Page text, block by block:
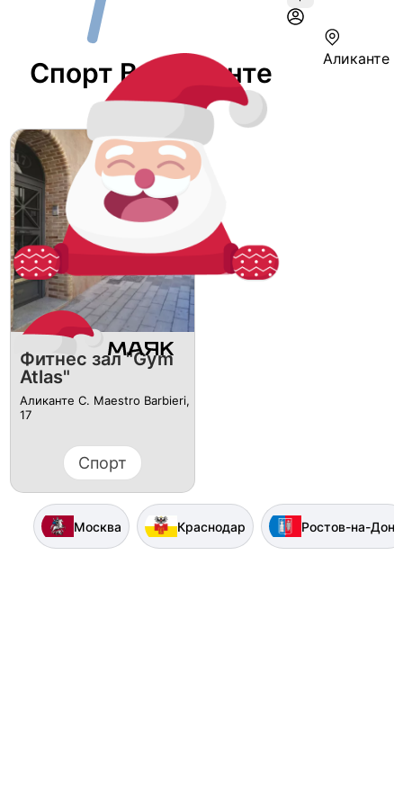
Аликанте
Спорт В Аликанте
Фитнес зал "Gym
Atlas"
Аликанте C. Maestro Barbieri,
17
Спорт
Москва Краснодар Ростов-на-Дону